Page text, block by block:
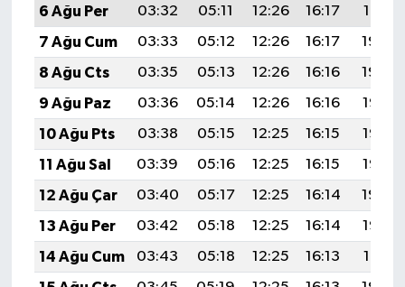
6 Ağu Per 03:32 05:11 12:26 16:17
19:31
7 Ağu Cum
03:33 05:12 12:26 16:17
19:30
8 Ağu Cts
03:35 05:13 12:26 16:16
19:29
9 Ağu Paz
03:36 05:14 12:26 16:16
19:27
10 Ağu Pts
03:38 05:15 12:25 16:15
19:26
11 Ağu Sal
03:39 05:16 12:25 16:15
19:25
12 Ağu Çar
03:40 05:17 12:25 16:14
19:24
13 Ağu Per
03:42 05:18 12:25 16:14
19:22
14 Ağu Cum
03:43 05:18 12:25 16:13
19:21